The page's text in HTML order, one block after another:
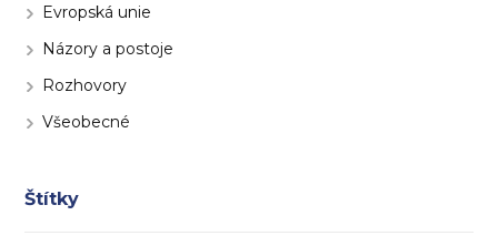
Evropská unie
Názory a postoje
Rozhovory
Všeobecné
Štítky